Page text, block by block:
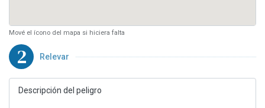
Mové el ícono del mapa si hiciera falta
2 Relevar